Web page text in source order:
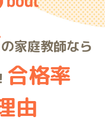
の家庭教師なら
合格率
由